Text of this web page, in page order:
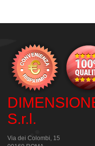
S.r.l.
Via dei Colombi, 15